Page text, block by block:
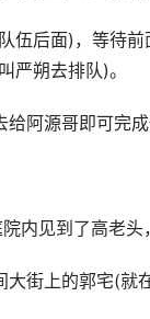
伍后面)，等待
严朔去排队)。
给阿源哥即可完
内见到了高老
街上的郭宅(就